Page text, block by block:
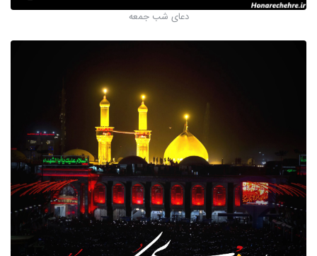
دعای شب جمعه